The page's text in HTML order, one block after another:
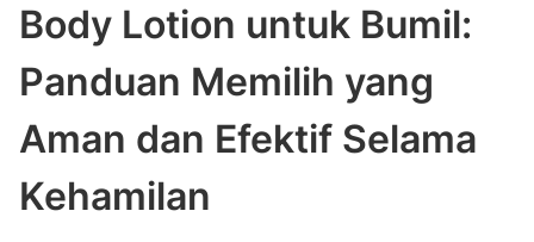
Body Lotion untuk Bumil:
Panduan Memilih yang
Aman dan Efektif Selama
Kehamilan